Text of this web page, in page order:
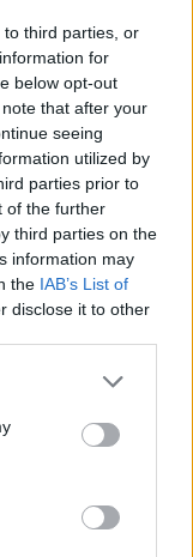
third parties, or
for
below opt-out
that after your
seeing
utilized by
parties prior to
of the further
third parties on the
information may
the IAB’s List of
disclose it to other
or more Google
You may click to
party tags to
in below Google